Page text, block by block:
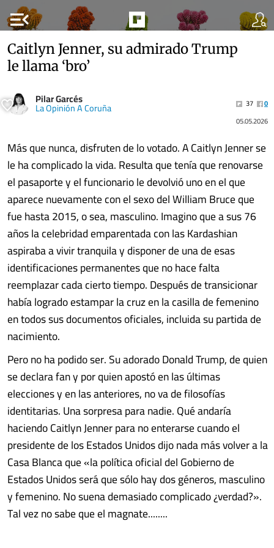
menu_open
Caitlyn Jenner, su admirado Trump
le llama ‘bro’
Pilar Garcés
La Opinión A Coruña 37
0
05.05.2026
Más que nunca, disfruten de lo votado. A Caitlyn Jenner se
le ha complicado la vida. Resulta que tenía que renovarse
el pasaporte y el funcionario le devolvió uno en el que
aparece nuevamente con el sexo del William Bruce que
fue hasta 2015, o sea, masculino. Imagino que a sus 76
años la celebridad emparentada con las Kardashian
aspiraba a vivir tranquila y disponer de una de esas
identificaciones permanentes que no hace falta
reemplazar cada cierto tiempo. Después de transicionar
había logrado estampar la cruz en la casilla de femenino
en todos sus documentos oficiales, incluida su partida de
nacimiento.
Pero no ha podido ser. Su adorado Donald Trump, de quien
se declara fan y por quien apostó en las últimas
elecciones y en las anteriores, no va de filosofías
identitarias. Una sorpresa para nadie. Qué andaría
haciendo Caitlyn Jenner para no enterarse cuando el
presidente de los Estados Unidos dijo nada más volver a la
Casa Blanca que «la política oficial del Gobierno de
Estados Unidos será que sólo hay dos géneros, masculino
y femenino. No suena demasiado complicado ¿verdad?».
Tal vez no sabe que el magnate........